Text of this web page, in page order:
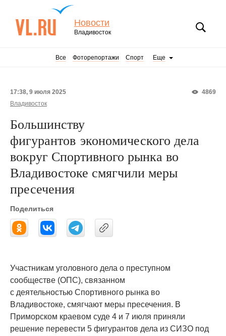
Новости
Владивосток
Все Фоторепортажи Спорт Еще
4869
17:38, 9 июля 2025
Владивосток
Большинству
фигурантов экономического дела
вокруг Спортивного рынка во
Владивостоке смягчили меры
пресечения
Поделиться
Участникам уголовного дела о преступном
сообществе (ОПС), связанном
с деятельностью Спортивного рынка во
Владивостоке, смягчают меры пресечения. В
Приморском краевом суде 4 и 7 июля приняли
решение перевести 5 фигурантов дела из СИЗО под